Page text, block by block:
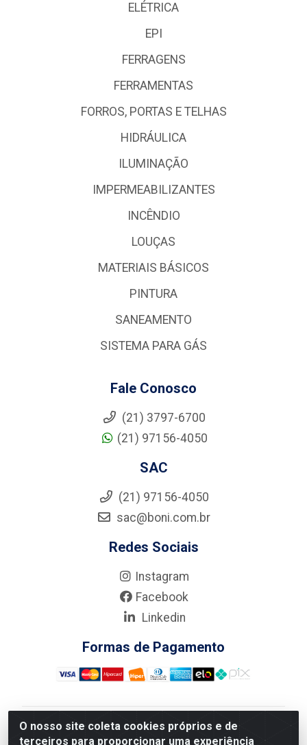
O nosso site coleta cookies próprios e de
terceiros para proporcionar uma experiência
ELÉTRICA
EPI
FERRAGENS
FERRAMENTAS
FORROS, PORTAS E TELHAS
HIDRÁULICA
ILUMINAÇÃO
IMPERMEABILIZANTES
INCÊNDIO
LOUÇAS
MATERIAIS BÁSICOS
PINTURA
SANEAMENTO
SISTEMA PARA GÁS
Fale Conosco
(21) 3797-6700
(21) 97156-4050
SAC
(21) 97156-4050
sac@boni.com.br
Redes Sociais
Instagram
Facebook
Linkedin
Formas de Pagamento
Nova Boni Distribuidora de Material de Construção LTDA
- Rua Alice Tibiriçá, 330 - Vila Da Penha, Rio de